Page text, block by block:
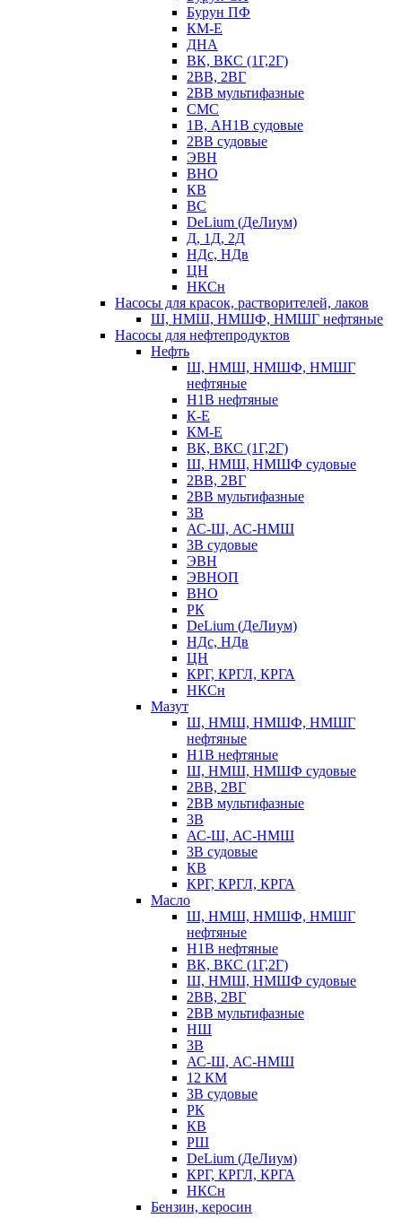
Бурун ПФ
КМ-Е
ДНА
ВК, ВКС (1Г,2Г)
2ВВ, 2ВГ
2ВВ мультифазные
СМС
1В, АН1В судовые
2ВВ судовые
ЭВН
ВНО
КВ
ВС
DeLium (ДеЛиум)
Д, 1Д, 2Д
НДс, НДв
ЦН
НКСн
Насосы для красок, растворителей, лаков
Ш, НМШ, НМШФ, НМШГ нефтяные
Насосы для нефтепродуктов
Нефть
Ш, НМШ, НМШФ, НМШГ
нефтяные
Н1В нефтяные
К-Е
КМ-Е
ВК, ВКС (1Г,2Г)
Ш, НМШ, НМШФ судовые
2ВВ, 2ВГ
2ВВ мультифазные
3В
АС-Ш, АС-НМШ
3В судовые
ЭВН
ЭВНОП
ВНО
РК
DeLium (ДеЛиум)
НДс, НДв
ЦН
КРГ, КРГЛ, КРГА
НКСн
Мазут
Ш, НМШ, НМШФ, НМШГ
нефтяные
Н1В нефтяные
Ш, НМШ, НМШФ судовые
2ВВ, 2ВГ
2ВВ мультифазные
3В
АС-Ш, АС-НМШ
3В судовые
КВ
КРГ, КРГЛ, КРГА
Масло
Ш, НМШ, НМШФ, НМШГ
нефтяные
Н1В нефтяные
ВК, ВКС (1Г,2Г)
Ш, НМШ, НМШФ судовые
2ВВ, 2ВГ
2ВВ мультифазные
НШ
3В
АС-Ш, АС-НМШ
12 КМ
3В судовые
РК
КВ
РШ
DeLium (ДеЛиум)
КРГ, КРГЛ, КРГА
НКСн
Бензин, керосин